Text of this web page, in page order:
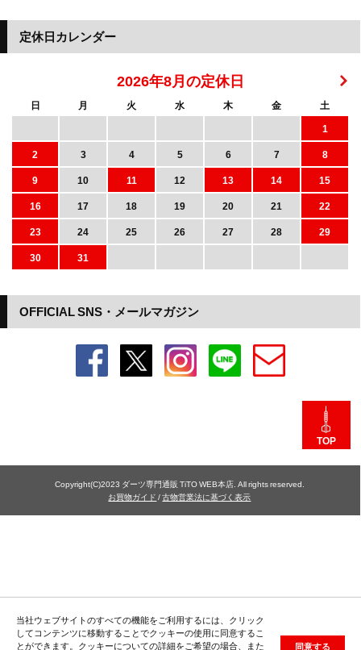
当社ウェブサイトのすべての機能をご利用するには、クリック
してコンテンツに移動することでクッキーの使用に同意するこ
とができます。クッキーについての詳細をご希望の場合、また
同意する
OFFICIAL SNS・メールマガジン
定休日カレンダー
2026年8月の定休日
日 月 火 水 木 金
土
1
2
3 4 5 6 7
8
9
10 11 12 13 14
15
16
17 18 19 20 21
22
23
24 25 26 27 28
29
30
31
TOP
Copyright(C)2023 ダーツ専門通販 TiTO WEB本店. All rights reserved.
お買物ガイド /古物営業法に基づく表示